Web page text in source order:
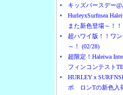
キッズバースデー
HurleyxSurfnsea
また新色登場～！！
超ハワイ版！！ワ
～！ (02/28)
超限定！Haleiwa
フィンコンテスト
HURLEYｘ
ボ ロンTの新色入